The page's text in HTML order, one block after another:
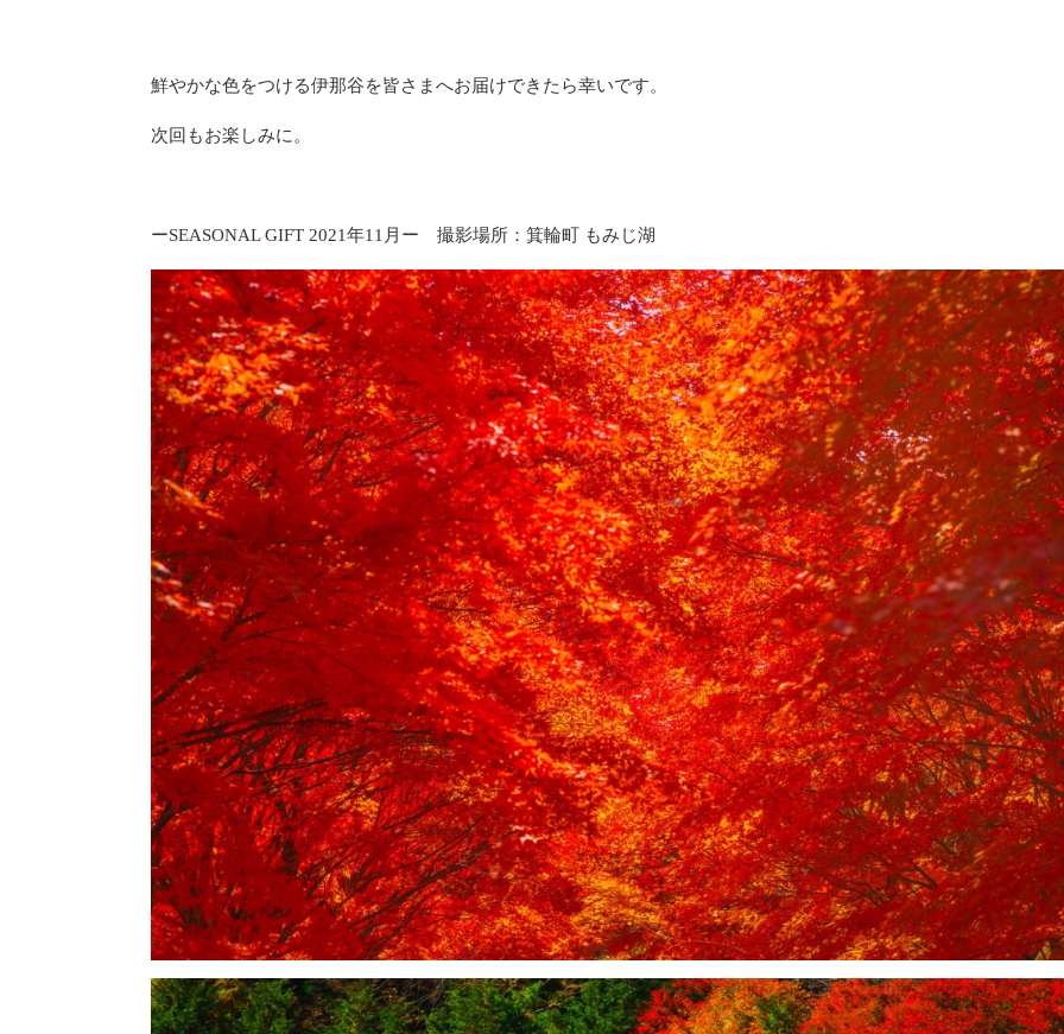
鮮やかな色をつける伊那谷を皆さまへお届けできたら幸いです。
次回もお楽しみに。
ーSEASONAL GIFT 2021年11月ー 撮影場所：箕輪町 もみじ湖